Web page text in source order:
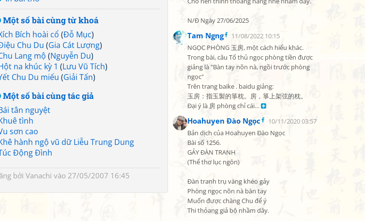
N/Đ Ngày 27/06/2025
Tam Ngng
11/08/2022 10:15
NGỌC PHÒNG 玉房, một cách hiểu khác.
Trong bài, câu Tố thủ ngọc phòng tiền được
giảng là "Bàn tay nõn nà, ngồi trước phòng
ngọc"
Trên trang baike . baidu giảng:
玉房：指玉製的箏枕。房，箏上架弦的枕。
Đại ý là 房 phòng chỉ cái…
Hoahuyen Đào Ngọc
10/11/2020 03:57
Bản dịch của Hoahuyen Đào Ngọc
Bài số 1256.
GẢY ĐÀN TRANH
(Thể thơ lục ngôn)
Đàn tranh trụ vàng khéo gảy
Phòng ngọc nõn nà bàn tay
Muốn được chàng Chu để ý
Thi thỏang giả bộ nhầm dây.
Một số bài cùng từ khoá
Bích hoài cổ (Đỗ Mục)
Chu Du (Gia Cát Lượng)
Lang mộ (Nguyễn Du)
na khúc kỳ 1 (Lưu Vũ Tích)
Chu Du miếu (Giải Tấn)
Một số bài cùng tác giả
tân nguyệt
tình
sơn cao
hành ngộ vũ dữ Liễu Trung Dung
Động Đình
bởi Vanachi vào 27/05/2007 16:45